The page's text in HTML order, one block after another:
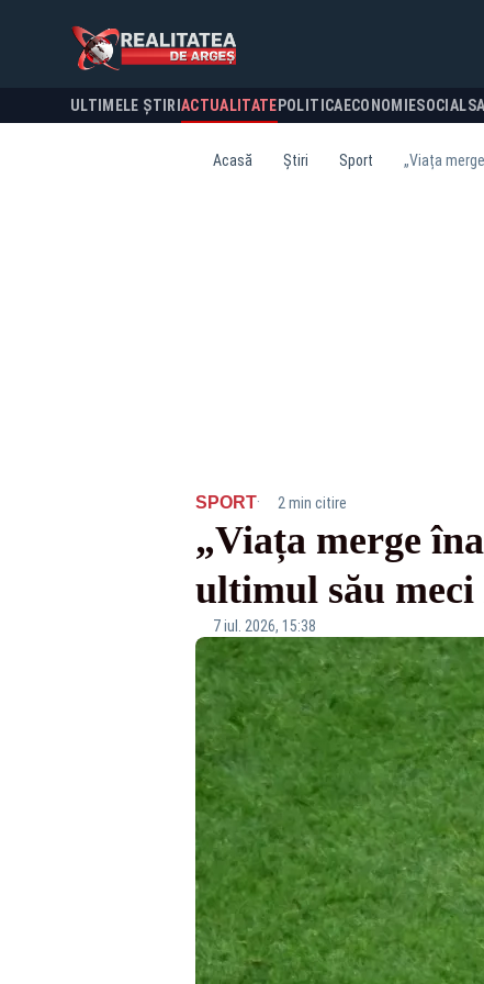
ULTIMELE ȘTIRI ACTUALITATE POLITICA ECONOMIESOCIAL
Acasă Știri Sport „Viața
SPORT· 2 min citire
„Viața merge
ultimul său
7 iul. 2026, 15:38